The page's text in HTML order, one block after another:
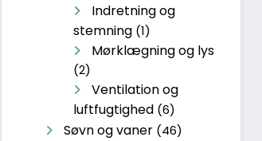
Indretning og
stemning (1)
Mørklægning og lys
(2)
Ventilation og
luftfugtighed (6)
Søvn og vaner (46)